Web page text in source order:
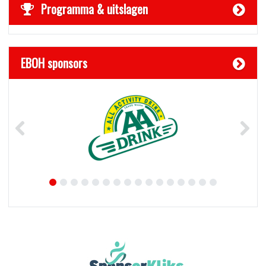
Programma & uitslagen
EBOH sponsors